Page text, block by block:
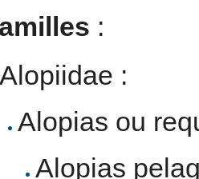
:
Alopiidae :
Alopias ou
Alopias